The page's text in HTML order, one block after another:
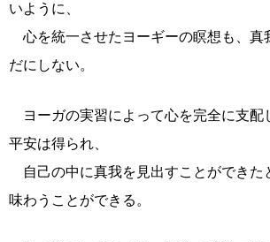
いように、
心を統一させたヨーギーの瞑想も、真
だにしない。
ヨーガの実習によって心を完全に支配
平安は得られ、
自己の中に真我を見出すことができた
味わうことができる。